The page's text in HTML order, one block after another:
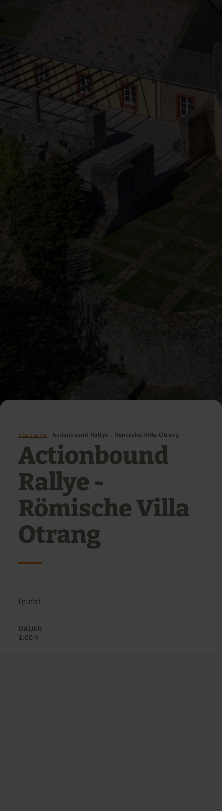
Startseite Actionbound Rallye - Römische Villa Otrang
Actionbound
Rallye -
Römische Villa
Otrang
Schwierigkeit:
leicht
DAUER
1:00 h